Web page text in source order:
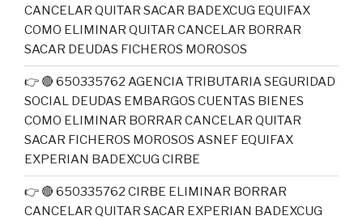
CANCELAR QUITAR SACAR BADEXCUG EQUIFAX
COMO ELIMINAR QUITAR CANCELAR BORRAR
SACAR DEUDAS FICHEROS MOROSOS
👉 🔴 650335762 AGENCIA TRIBUTARIA SEGURIDAD
SOCIAL DEUDAS EMBARGOS CUENTAS BIENES
COMO ELIMINAR BORRAR CANCELAR QUITAR
SACAR FICHEROS MOROSOS ASNEF EQUIFAX
EXPERIAN BADEXCUG CIRBE
👉 🔴 650335762 CIRBE ELIMINAR BORRAR
CANCELAR QUITAR SACAR EXPERIAN BADEXCUG